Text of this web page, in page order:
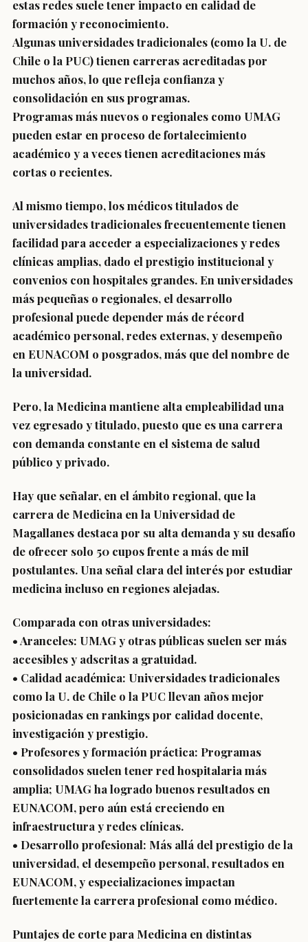
estas redes suele tener impacto en calidad de
formación y reconocimiento.
Algunas universidades tradicionales (como la U. de
Chile o la PUC) tienen carreras acreditadas por
muchos años, lo que refleja confianza y
consolidación en sus programas.
Programas más nuevos o regionales como UMAG
pueden estar en proceso de fortalecimiento
académico y a veces tienen acreditaciones más
cortas o recientes.
Al mismo tiempo, los médicos titulados de
universidades tradicionales frecuentemente tienen
facilidad para acceder a especializaciones y redes
clínicas amplias, dado el prestigio institucional y
convenios con hospitales grandes. En universidades
más pequeñas o regionales, el desarrollo
profesional puede depender más de récord
académico personal, redes externas, y desempeño
en EUNACOM o posgrados, más que del nombre de
la universidad.
Pero, la Medicina mantiene alta empleabilidad una
vez egresado y titulado, puesto que es una carrera
con demanda constante en el sistema de salud
público y privado.
Hay que señalar, en el ámbito regional, que la
carrera de Medicina en la Universidad de
Magallanes destaca por su alta demanda y su desafío
de ofrecer solo 50 cupos frente a más de mil
postulantes. Una señal clara del interés por estudiar
medicina incluso en regiones alejadas.
Comparada con otras universidades:
• Aranceles: UMAG y otras públicas suelen ser más
accesibles y adscritas a gratuidad.
• Calidad académica: Universidades tradicionales
como la U. de Chile o la PUC llevan años mejor
posicionadas en rankings por calidad docente,
investigación y prestigio.
• Profesores y formación práctica: Programas
consolidados suelen tener red hospitalaria más
amplia; UMAG ha logrado buenos resultados en
EUNACOM, pero aún está creciendo en
infraestructura y redes clínicas.
• Desarrollo profesional: Más allá del prestigio de la
universidad, el desempeño personal, resultados en
EUNACOM, y especializaciones impactan
fuertemente la carrera profesional como médico.
Puntajes de corte para Medicina en distintas